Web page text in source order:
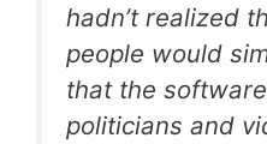
hadn’t realized
people would
that the
politicians and